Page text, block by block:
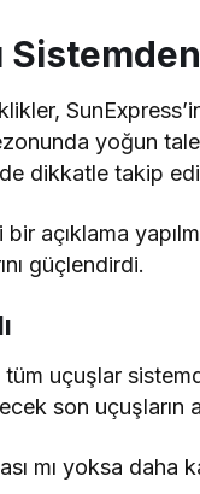
yoğun
dikkatle takip
açıklama
güçlendirdi.
uçuşlar
son
mı yoksa daha